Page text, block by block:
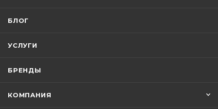
БЛОГ
УСЛУГИ
БРЕНДЫ
КОМПАНИЯ